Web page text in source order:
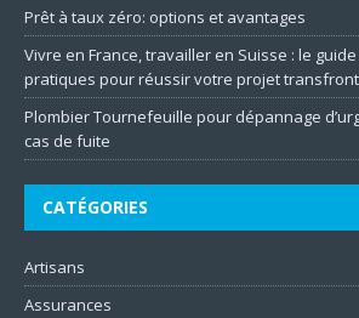
Prêt à taux zéro: options et avantages
Vivre en France, travailler en Suisse : le
pratiques pour réussir votre projet
Plombier Tournefeuille pour dépannage
cas de fuite
CATÉGORIES
Artisans
Assurances